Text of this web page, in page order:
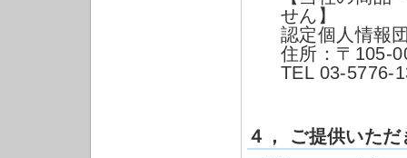
せん】
認定個人情報
住所：〒105-
TEL 03-5776-
４， ご提供いた